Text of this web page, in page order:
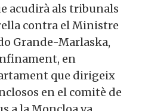
acudirà als tribunals
contra el Ministre
Grande-Marlaska,
en
que dirigeix
en el comitè de